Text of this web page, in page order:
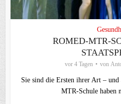
ROMED-MTR-
vor 4 Tagen von
Sie sind die Ersten ihrer Art –
MTR-Schule haben